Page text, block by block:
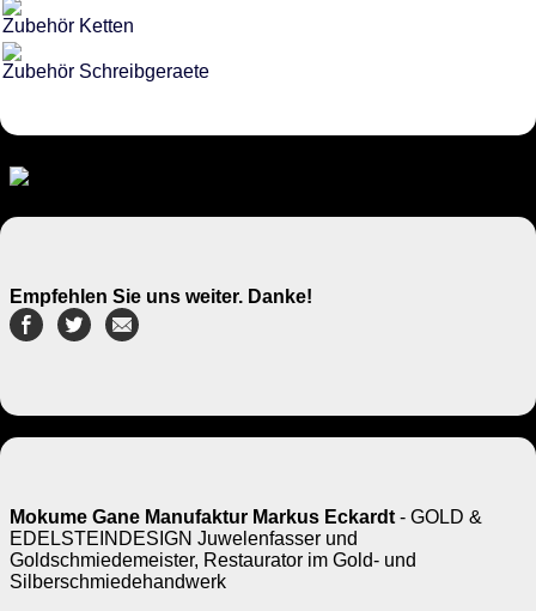
Zubehör Ketten
Zubehör Schreibgeraete
Empfehlen Sie uns weiter. Danke!
Mokume Gane Manufaktur Markus Eckardt - GOLD &
EDELSTEINDESIGN Juwelenfasser und
Goldschmiedemeister, Restaurator im Gold- und
Silberschmiedehandwerk